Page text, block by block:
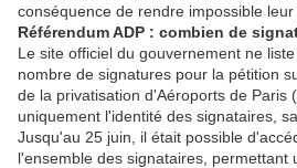
conséquence de rendre impossible
Référendum ADP : combien de
Le site officiel du gouvernement ne
nombre de signatures pour la pétition
de la privatisation d'Aéroports de Paris
uniquement l'identité des signataires,
Jusqu'au 25 juin, il était possible
l'ensemble des signataires, permettant